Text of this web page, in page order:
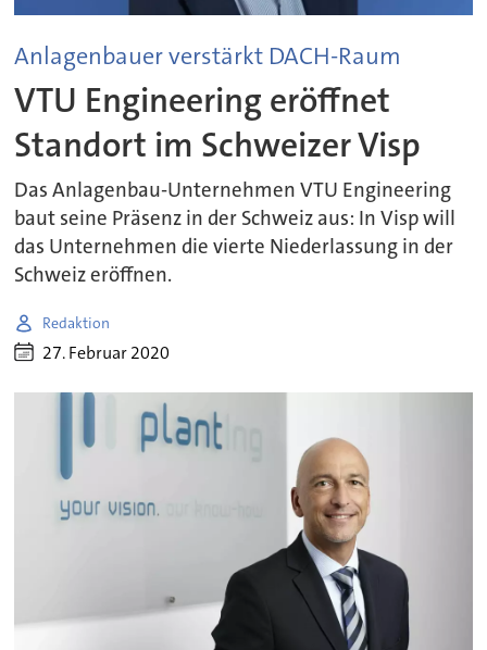
Anlagenbauer verstärkt DACH-Raum
VTU Engineering eröffnet
Standort im Schweizer Visp
Das Anlagenbau-Unternehmen VTU Engineering
baut seine Präsenz in der Schweiz aus: In Visp will
das Unternehmen die vierte Niederlassung in der
Schweiz eröffnen.
Redaktion
27. Februar 2020